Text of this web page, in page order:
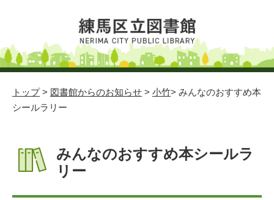
トップ> 図書館からのお知らせ > 小竹> みんなのおすすめ本
シールラリー
みんなのおすすめ本シールラ
リー